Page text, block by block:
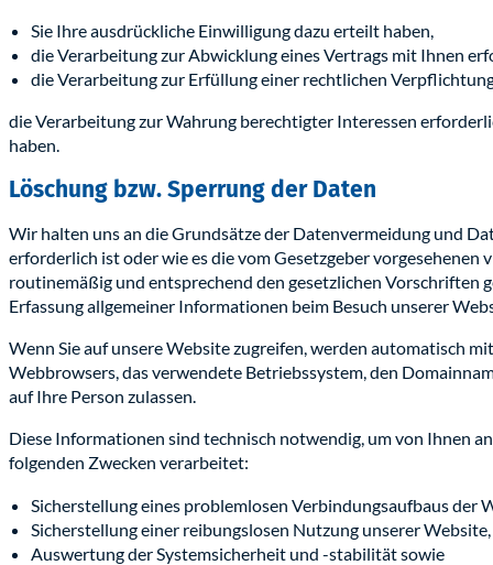
Sie Ihre ausdrückliche Einwilligung dazu erteilt haben,
die Verarbeitung zur Abwicklung eines Vertrags mit Ihnen
die Verarbeitung zur Erfüllung einer rechtlichen
die Verarbeitung zur Wahrung berechtigter Interessen
haben.
Löschung bzw. Sperrung der Daten
Wir halten uns an die Grundsätze der Datenvermeidung und
erforderlich ist oder wie es die vom Gesetzgeber
routinemäßig und entsprechend den gesetzlichen Vorschriften
Erfassung allgemeiner Informationen beim Besuch unserer
Wenn Sie auf unsere Website zugreifen, werden automatisch
Webbrowsers, das verwendete Betriebssystem, den
auf Ihre Person zulassen.
Diese Informationen sind technisch notwendig, um von Ihnen
folgenden Zwecken verarbeitet:
Sicherstellung eines problemlosen Verbindungsaufbaus der
Sicherstellung einer reibungslosen Nutzung unserer Website,
Auswertung der Systemsicherheit und -stabilität sowie